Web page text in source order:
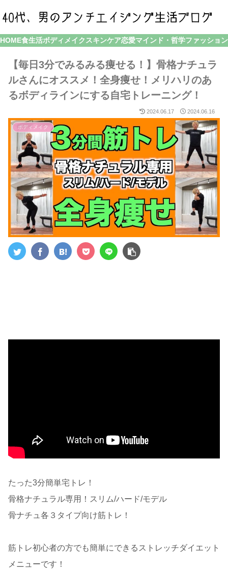
HOME食生活ボディメイク スキンケア恋愛マインド・哲学ファッション
【毎日3分でみるみる痩せる！】骨格ナチュラ
ルさんにオススメ！全身痩せ！メリハリのあ
るボディラインにする自宅トレーニング！
2024.06.17 2024.06.16
ボディメイク
たった3分簡単宅トレ！
骨格ナチュラル専用！スリム/ハード/モデル
骨ナチュ各３タイプ向け筋トレ！
筋トレ初心者の方でも簡単にできるストレッチダイエット
メニューです！